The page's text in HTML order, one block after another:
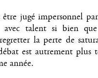
jugé impersonnel
talent si bien que
la perte de
est autrement plus
année.